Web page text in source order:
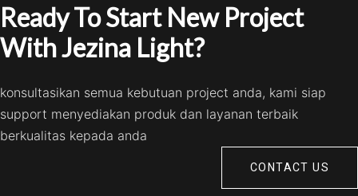
Ready To Start New Project
With Jezina Light?
konsultasikan semua kebutuan project anda, kami siap
support menyediakan produk dan layanan terbaik
berkualitas kepada anda
CONTACT US